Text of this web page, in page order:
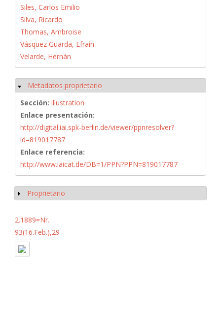
Siles, Carlos Emilio
Silva, Ricardo
Thomas, Ambroise
Vásquez Guarda, Efraín
Velarde, Hernán
Ocultar
Metadatos proprietario
Sección: illustration
Enlace presentación:
http://digital.iai.spk-berlin.de/viewer/ppnresolver?
id=819017787
Enlace referencia:
http://www.iaicat.de/DB=1/PPN?PPN=819017787
Mostrar
Proprietario
2.1889=Nr.
93(16.Feb.),29